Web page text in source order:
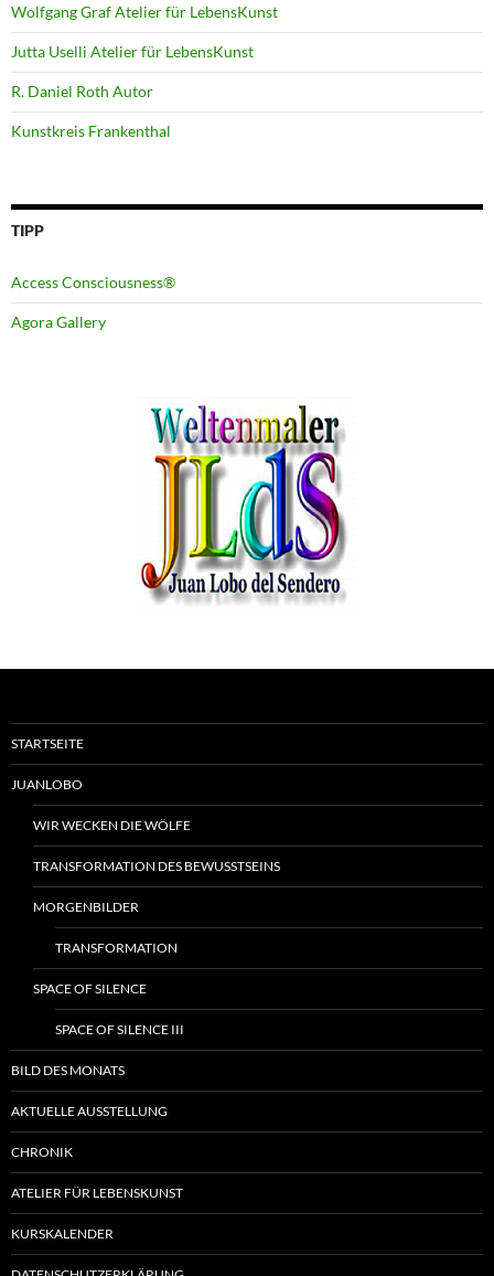
Wolfgang Graf Atelier für LebensKunst
Jutta Uselli Atelier für LebensKunst
R. Daniel Roth Autor
Kunstkreis Frankenthal
TIPP
Access Consciousness®
Agora Gallery
STARTSEITE
JUANLOBO
WIR WECKEN DIE WÖLFE
TRANSFORMATION DES BEWUSSTSEINS
MORGENBILDER
TRANSFORMATION
SPACE OF SILENCE
SPACE OF SILENCE III
BILD DES MONATS
AKTUELLE AUSSTELLUNG
CHRONIK
ATELIER FÜR LEBENSKUNST
KURSKALENDER